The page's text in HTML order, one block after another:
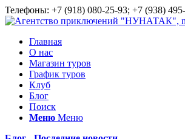
Телефоны: +7 (918) 080-25-93; +7 (938)
Главная
О нас
Магазин туров
График туров
Клуб
Блог
Поиск
Меню Меню